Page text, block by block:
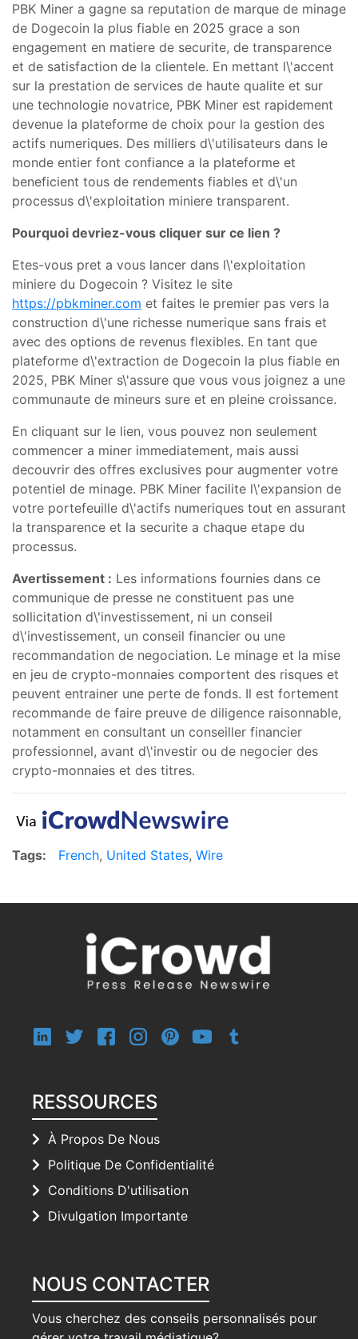
PBK Miner a gagne sa reputation de marque de minage
de Dogecoin la plus fiable en 2025 grace a son
engagement en matiere de securite, de transparence
et de satisfaction de la clientele. En mettant l\'accent
sur la prestation de services de haute qualite et sur
une technologie novatrice, PBK Miner est rapidement
devenue la plateforme de choix pour la gestion des
actifs numeriques. Des milliers d\'utilisateurs dans le
monde entier font confiance a la plateforme et
beneficient tous de rendements fiables et d\'un
processus d\'exploitation miniere transparent.
Pourquoi devriez-vous cliquer sur ce lien ?
Etes-vous pret a vous lancer dans l\'exploitation
miniere du Dogecoin ? Visitez le site
https://pbkminer.com et faites le premier pas vers la
construction d\'une richesse numerique sans frais et
avec des options de revenus flexibles. En tant que
plateforme d\'extraction de Dogecoin la plus fiable en
2025, PBK Miner s\'assure que vous vous joignez a une
communaute de mineurs sure et en pleine croissance.
En cliquant sur le lien, vous pouvez non seulement
commencer a miner immediatement, mais aussi
decouvrir des offres exclusives pour augmenter votre
potentiel de minage. PBK Miner facilite l\'expansion de
votre portefeuille d\'actifs numeriques tout en assurant
la transparence et la securite a chaque etape du
processus.
Avertissement : Les informations fournies dans ce
communique de presse ne constituent pas une
sollicitation d\'investissement, ni un conseil
d\'investissement, un conseil financier ou une
recommandation de negociation. Le minage et la mise
en jeu de crypto-monnaies comportent des risques et
peuvent entrainer une perte de fonds. Il est fortement
recommande de faire preuve de diligence raisonnable,
notamment en consultant un conseiller financier
professionnel, avant d\'investir ou de negocier des
crypto-monnaies et des titres.
Tags: French, United States, Wire
RESSOURCES
À Propos De Nous
Politique De Confidentialité
Conditions D'utilisation
Divulgation Importante
NOUS CONTACTER
Vous cherchez des conseils personnalisés pour